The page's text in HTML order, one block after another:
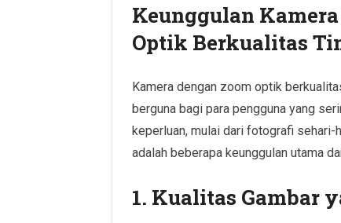
Keunggulan
Optik Berkualitas
Kamera dengan zoom optik
berguna bagi para pengguna yang
keperluan, mulai dari fotografi
adalah beberapa keunggulan utama
1. Kualitas Gambar